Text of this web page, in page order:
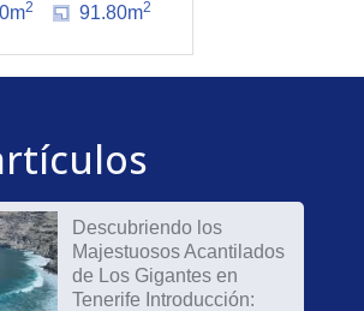
2 91.80m2
Descubriendo los
Majestuosos Acantilados
de Los Gigantes en
Tenerife Introducción: